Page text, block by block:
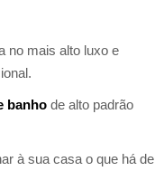
no mais alto luxo e
banho de alto padrão
à sua casa o que há de